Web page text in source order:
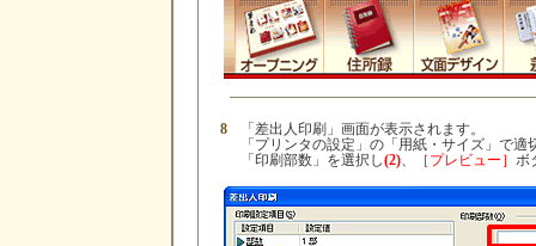
8
「差出人印刷」画面が表示されます。
「プリンタの設定」の「用紙・サイズ」で
「印刷部数」を選択し(2)、 ［プレビュー］ ボ